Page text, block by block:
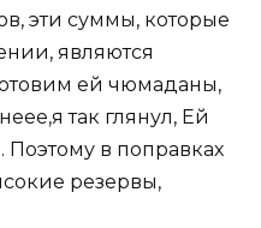
эти суммы, которые
являются
ей чюмаданы,
так глянул, Ей
в поправках
резервы,